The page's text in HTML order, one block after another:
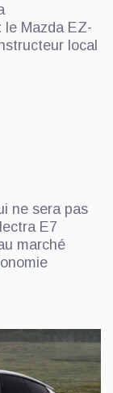
le Mazda EZ-
local
ne sera pas
E7
marché